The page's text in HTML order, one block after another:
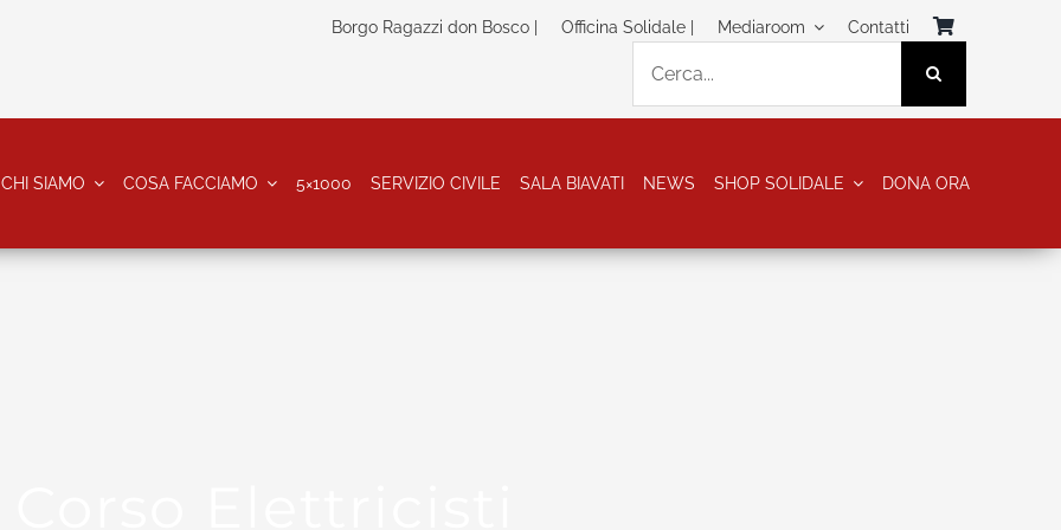
Borgo Ragazzi don Bosco | Officina Solidale | Mediaroom
Contatti
per:
CHI SIAMO COSA FACCIAMO 5×1000 SERVIZIO CIVILE SALA BIAVATI NEWS SHOP SOLIDALE DONA ORA